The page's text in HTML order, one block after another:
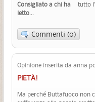
Consigliato a chi ha
letto...
tutto
Commenti (0)
Opinione inserita da anna
PIETÀ!
Ma perché Buttafuoco non